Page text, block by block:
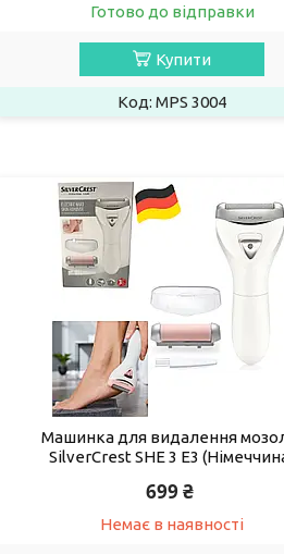
Готово до відправки
Купити
MPS 3004
Машинка для видалення
SilverCrest SHE 3 E3
699 ₴
Немає в наявності